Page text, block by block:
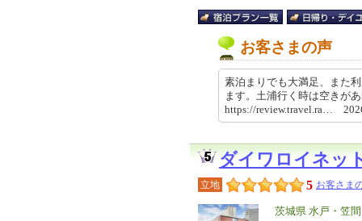
お客さまの声
素泊まりでも大満足、また
ます。土浦行く時は空きが
https://review.travel.ra…
ダイワロイネッ
立地 5 お客さま
エ
茨城県 水戸・笠間